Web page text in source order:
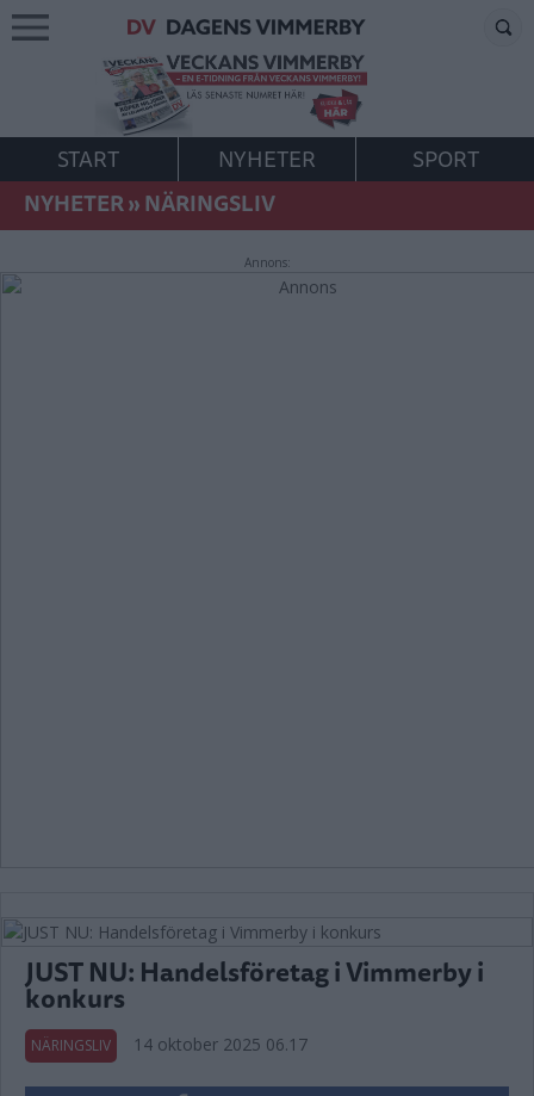
START NYHETER
SPORT
NYHETER»NÄRINGSLIV
Annons:
JUST NU: Handelsföretag i Vimmerby i
konkurs
NÄRINGSLIV 14 oktober 2025 06.17